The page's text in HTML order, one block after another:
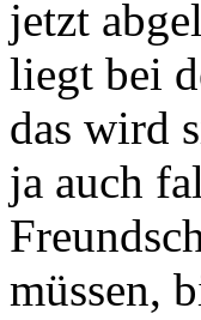
jetzt
liegt bei
das wird
ja auch
müssen,